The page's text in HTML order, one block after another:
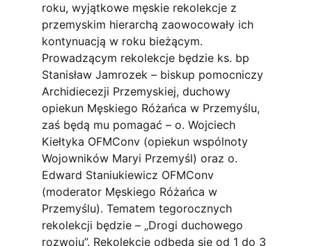
roku, wyjątkowe męskie rekolekcje z
przemyskim hierarchą zaowocowały ich
kontynuacją w roku bieżącym.
Prowadzącym rekolekcje będzie ks. bp
Stanisław Jamrozek – biskup pomocniczy
Archidiecezji Przemyskiej, duchowy
opiekun Męskiego Różańca w Przemyślu,
zaś będą mu pomagać – o. Wojciech
Kiełtyka OFMConv (opiekun wspólnoty
Wojowników Maryi Przemyśl) oraz o.
Edward Staniukiewicz OFMConv
(moderator Męskiego Różańca w
Przemyślu). Tematem tegorocznych
rekolekcji będzie – „Drogi duchowego
rozwoju”. Rekolekcje odbędą się od 1 do 3